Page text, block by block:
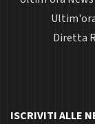
Diretta
ISCRIVITI ALLE